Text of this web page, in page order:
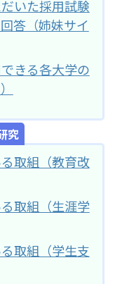
いた採用試験
答（姉妹サイ
きる各大学の
究
取組（教育改
取組（生涯学
取組（学生支